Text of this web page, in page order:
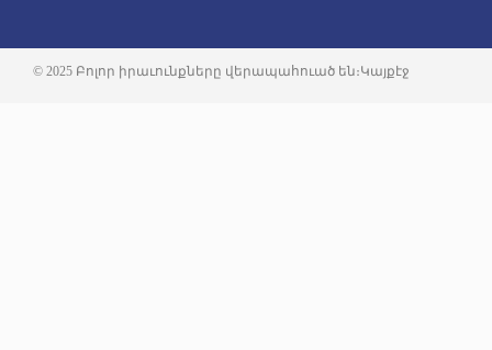
© 2025 Բոլոր իրաւունքները վերապահուած են։Կայքէջ